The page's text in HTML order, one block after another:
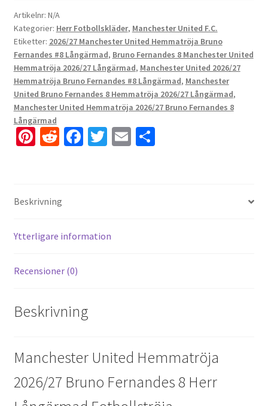
Artikelnr: N/A
Kategorier: Herr Fotbollskläder, Manchester United F.C.
Etiketter: 2026/27 Manchester United Hemmatröja Bruno
Fernandes #8 Långärmad, Bruno Fernandes 8 Manchester United
Hemmatröja 2026/27 Långärmad, Manchester United 2026/27
Hemmatröja Bruno Fernandes #8 Långärmad, Manchester
United Bruno Fernandes 8 Hemmatröja 2026/27 Långärmad,
Manchester United Hemmatröja 2026/27 Bruno Fernandes 8
Långärmad
Pi
es
R
di
t
Fa
k
T E D
Beskrivning
Ytterligare information
Recensioner (0)
Beskrivning
Manchester United Hemmatröja
2026/27 Bruno Fernandes 8 Herr